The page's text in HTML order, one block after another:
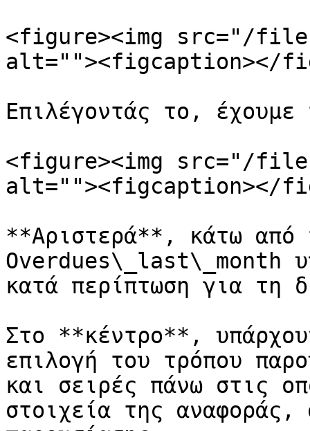
<figure><img src="/files/
alt=""><figcaption></
Επιλέγοντάς το, έχουμε
<figure><img src="/
alt=""><figcaption></
**Αριστερά**, κάτω
Overdues\_last\_month
κατά περίπτωση για τη
Στο **κέντρο**,
επιλογή του τρόπου
και σειρές πάνω στις
στοιχεία της